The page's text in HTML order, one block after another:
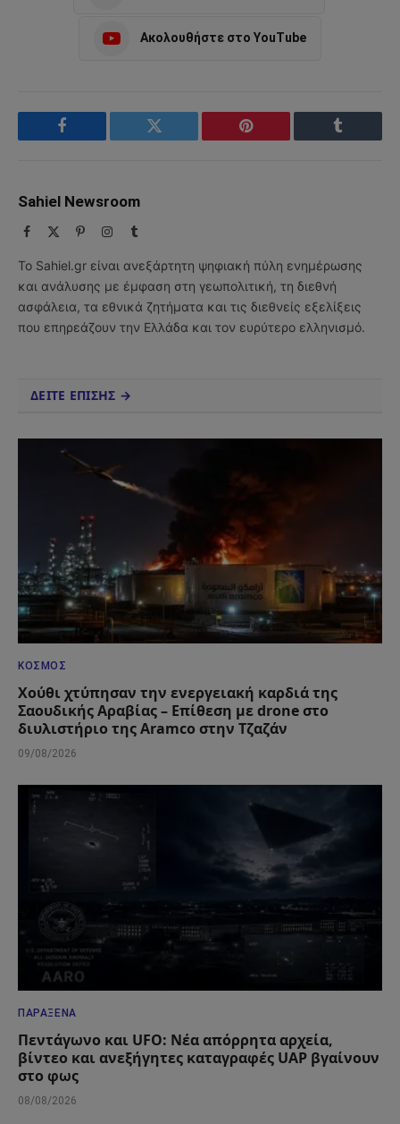
Ακολουθήστε στο YouTube
Facebook Twitter Pinterest Tumblr
Sahiel Newsroom
Facebook PinterestInstagram
Tumblr
Το Sahiel.gr είναι ανεξάρτητη ψηφιακή πύλη ενημέρωσης
και ανάλυσης με έμφαση στη γεωπολιτική, τη διεθνή
ασφάλεια, τα εθνικά ζητήματα και τις διεθνείς εξελίξεις
που επηρεάζουν την Ελλάδα και τον ευρύτερο ελληνισμό.
ΔΕΙΤΕ ΕΠΙΣΗΣ →
ΚΌΣΜΟΣ
Χούθι χτύπησαν την ενεργειακή καρδιά της
Σαουδικής Αραβίας – Επίθεση με drone στο
διυλιστήριο της Aramco στην Τζαζάν
09/08/2026
ΠΑΡΆΞΕΝΑ
Πεντάγωνο και UFO: Νέα απόρρητα αρχεία,
βίντεο και ανεξήγητες καταγραφές UAP βγαίνουν
στο φως
08/08/2026